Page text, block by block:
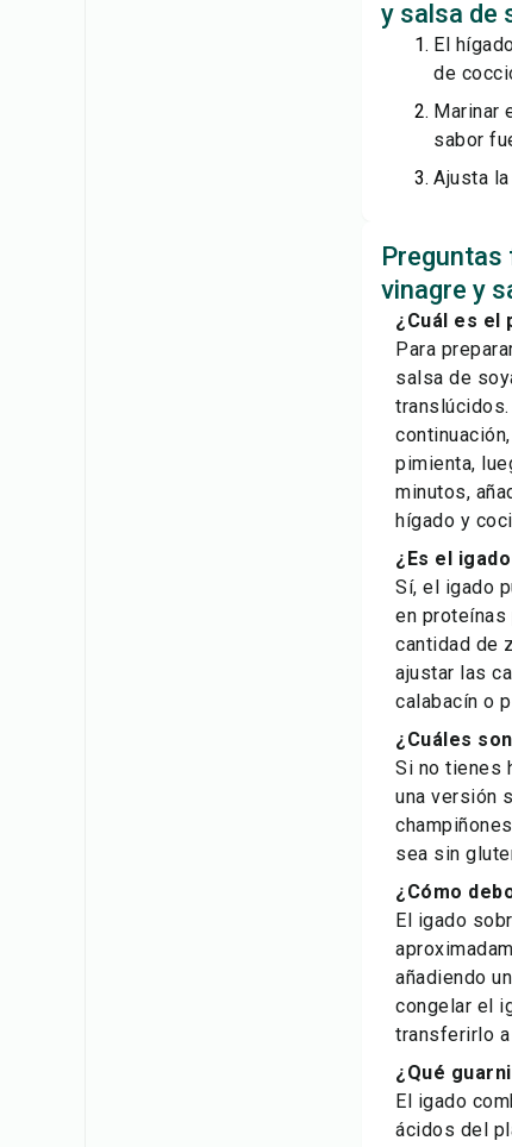
y salsa de
El
de
Marinar
sabor
Ajusta
Preguntas
vinagre y
¿Cuál es el
Para
salsa de
pimienta,
minutos,
hígado y
¿Es el
Sí, el igado
en proteínas
cantidad de
ajustar las
calabacín o
¿Cuáles
Si no tienes
una versión
sea sin
¿Cómo
El igado
añadiendo
congelar el
transferirlo a
¿Qué
El igado
ácidos del